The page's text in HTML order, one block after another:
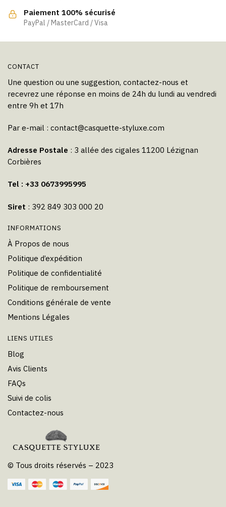
Paiement 100% sécurisé
PayPal / MasterCard / Visa
CONTACT
Une question ou une suggestion, contactez-nous et
recevrez une réponse en moins de 24h du lundi au vendredi
entre 9h et 17h
Par e-mail : contact@casquette-styluxe.com
Adresse Postale : 3 allée des cigales 11200 Lézignan
Corbières
Tel : +33 0673995995
Siret : 392 849 303 000 20
INFORMATIONS
À Propos de nous
Politique d’expédition
Politique de confidentialité
Politique de remboursement
Conditions générale de vente
Mentions Légales
LIENS UTILES
Blog
Avis Clients
FAQs
Suivi de colis
Contactez-nous
© Tous droits réservés – 2023